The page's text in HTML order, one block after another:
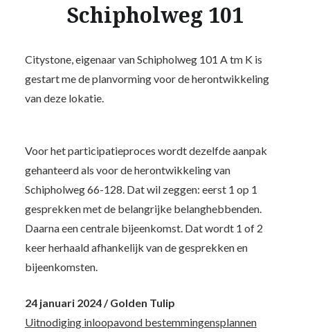
Schipholweg 101
Citystone, eigenaar van Schipholweg 101 A tm K is
gestart me de planvorming voor de herontwikkeling
van deze lokatie.
Voor het participatieproces wordt dezelfde aanpak
gehanteerd als voor de herontwikkeling van
Schipholweg 66-128. Dat wil zeggen: eerst 1 op 1
gesprekken met de belangrijke belanghebbenden.
Daarna een centrale bijeenkomst. Dat wordt 1 of 2
keer herhaald afhankelijk van de gesprekken en
bijeenkomsten.
24 januari 2024 / Golden Tulip
Uitnodiging inloopavond bestemmingensplannen